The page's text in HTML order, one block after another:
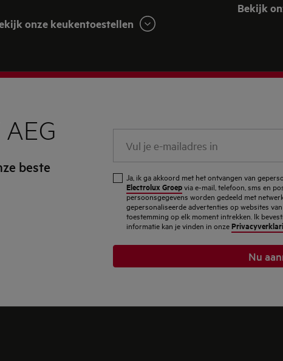
onze keukentoestellen
Bekijk
beste
mailadres
Ja, ik ga akkoord met het ontvangen van
Electrolux Groepvia e-mail, telefoon, sms en
persoonsgegevens worden gedeeld met
gepersonaliseerde advertenties op websites
toestemming op elk moment intrekken. Ik
informatie kan je vinden in onze
Nu